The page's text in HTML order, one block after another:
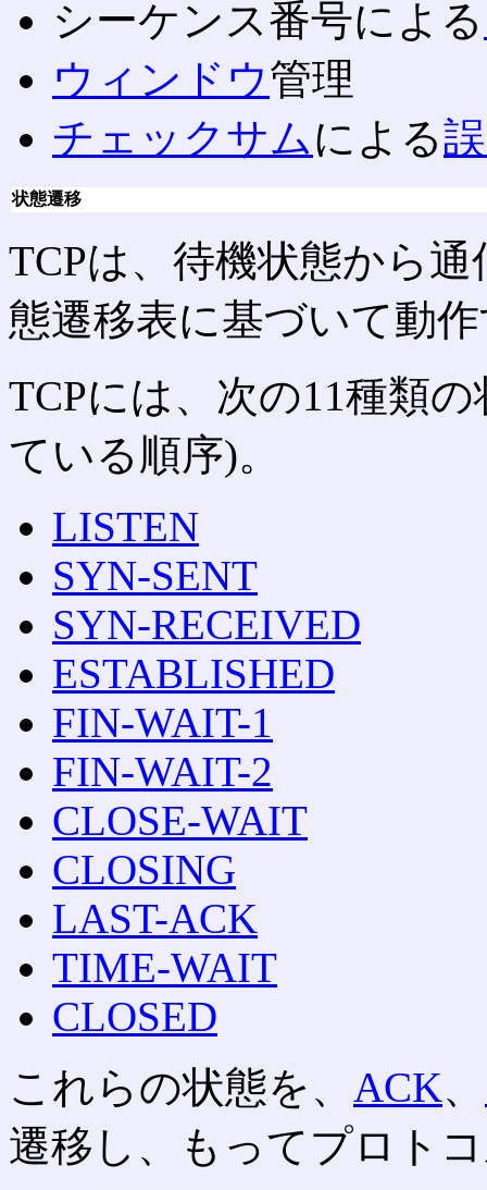
シーケンス番号による
ウィンドウ管理
チェックサムによる
状態遷移
TCPは、待機状態から
態遷移表に基づいて動
TCPには、次の11種類
ている順序)。
LISTEN
SYN-SENT
SYN-RECEIVED
ESTABLISHED
FIN-WAIT-1
FIN-WAIT-2
CLOSE-WAIT
CLOSING
LAST-ACK
TIME-WAIT
CLOSED
これらの状態を、 ACK、
遷移し、もってプロト